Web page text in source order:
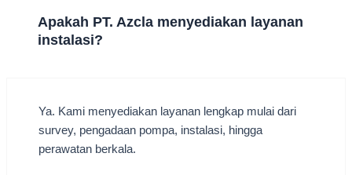
Apakah PT. Azcla menyediakan layanan
instalasi?
Ya. Kami menyediakan layanan lengkap mulai dari
survey, pengadaan pompa, instalasi, hingga
perawatan berkala.